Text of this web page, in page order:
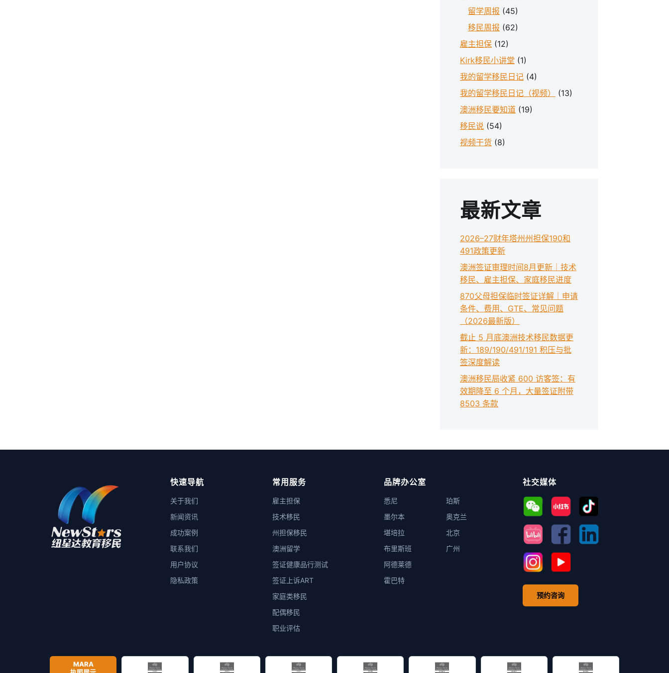
留学周报 (45)
移民周报 (62)
雇主担保 (12)
Kirk移民小讲堂 (1)
我的留学移民日记 (4)
我的留学移民日记（视频）
(13)
澳洲移民要知道 (19)
移民说 (54)
视频干货 (8)
最新文章
2026–27财年塔州州担保190和
491政策更新
澳洲签证审理时间8月更新｜技术
移民、雇主担保、家庭移民进度
870父母担保临时签证详解｜申请
条件、费用、GTE、常见问题
（2026最新版）
截止 5 月底澳洲技术移民数据更
新：189/190/491/191 积压与批
签深度解读
澳洲移民局收紧 600 访客签：有
效期降至 6 个月，大量签证附带
8503 条款
快速导航
关于我们
新闻资讯
成功案例
联系我们
用户协议
隐私政策
常用服务
雇主担保
技术移民
州担保移民
澳洲留学
签证健康品行测试
签证上诉ART
家庭类移民
配偶移民
职业评估
品牌办公室
悉尼
墨尔本
堪培拉
布里斯班
阿德莱德
霍巴特
珀斯
奥克兰
北京
广州
社交媒体
预约咨询
MARA